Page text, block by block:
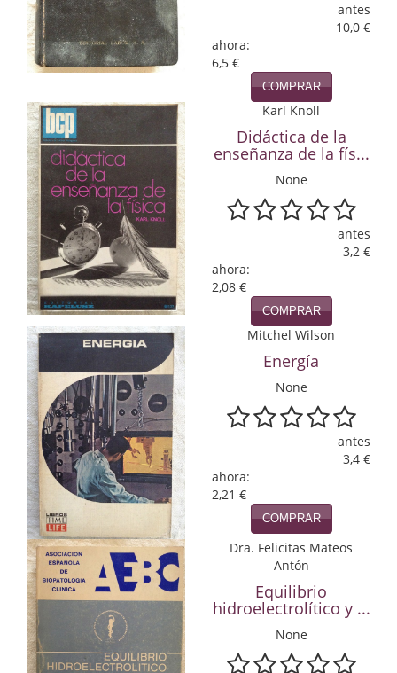
Física y Química
Física y química
Historia
historia
Infantil y juvenil
Infantil y juvenil. Nuevo!!
Infantil y juvenil. Nuevo!!!
Informática
Literatura fantástica
Literatura hispanoamericana
Local
Mafia y espionaje
Matemáticas
Medicina
Música
Naturaleza
Novela Extranjera
antes
10,0 €
ahora:
6,5 €
COMPRAR
Karl Knoll
Didáctica de la
enseñanza de la fís...
None
antes
3,2 €
ahora:
2,08 €
COMPRAR
Mitchel Wilson
Energía
None
antes
3,4 €
ahora:
2,21 €
COMPRAR
Dra. Felicitas Mateos
Antón
Equilibrio
hidroelectrolítico y ...
None